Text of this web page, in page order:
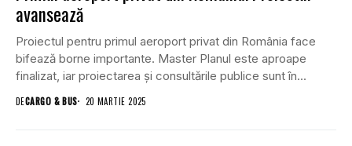
avansează
Proiectul pentru primul aeroport privat din România face
bifează borne importante. Master Planul este aproape
finalizat, iar proiectarea și consultările publice sunt în...
DECARGO & BUS 20 MARTIE 2025